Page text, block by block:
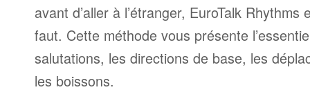
avant d’aller à l’étranger, EuroTalk Rhythms
faut. Cette méthode vous présente
salutations, les directions de base, les
les boissons.